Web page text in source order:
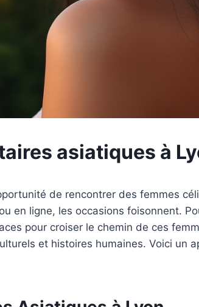
asiatiques à
de rencontrer des femmes
ligne, les occasions foisonnent.
pour croiser le chemin de ces
et histoires humaines. Voici un